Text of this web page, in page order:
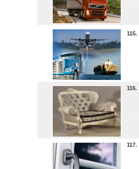
115.
116.
117.